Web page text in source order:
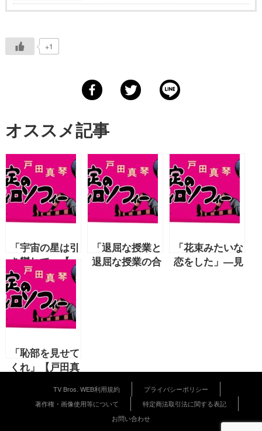
+1
オススメ記事
「宇宙の星は引
き攣れて」【
戸田真琴 2020
年10月号連
載】『肯定のフ
ィロソフィー』
「退屈な授業と
退屈な授業の合
「花束みたいな
恋をした」―見
「恥部を見せて
くれ」【戸田真
号連載】『肯定
のフィロソフィ
TV Bros. WEB利用規約
プライバシーポリシー
著作権・画像使用等について
特定商法取引法に関する表記
お問い合わせ